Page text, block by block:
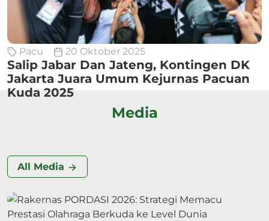
Pacu 20 Oktober 2025
Salip Jabar Dan Jateng, Kontingen DK
Jakarta Juara Umum Kejurnas Pacuan
Kuda 2025
Media
All Media